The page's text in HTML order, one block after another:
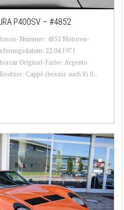
P400SV – #4852
Nummer: 4852 Motoren-
22.04.1971
Original-Farbe: Argento
Cappè (besass auch 8) 0...